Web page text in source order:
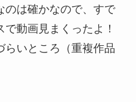
のは確かなので、すで
動画見まくったよ！
らいところ（重複作品